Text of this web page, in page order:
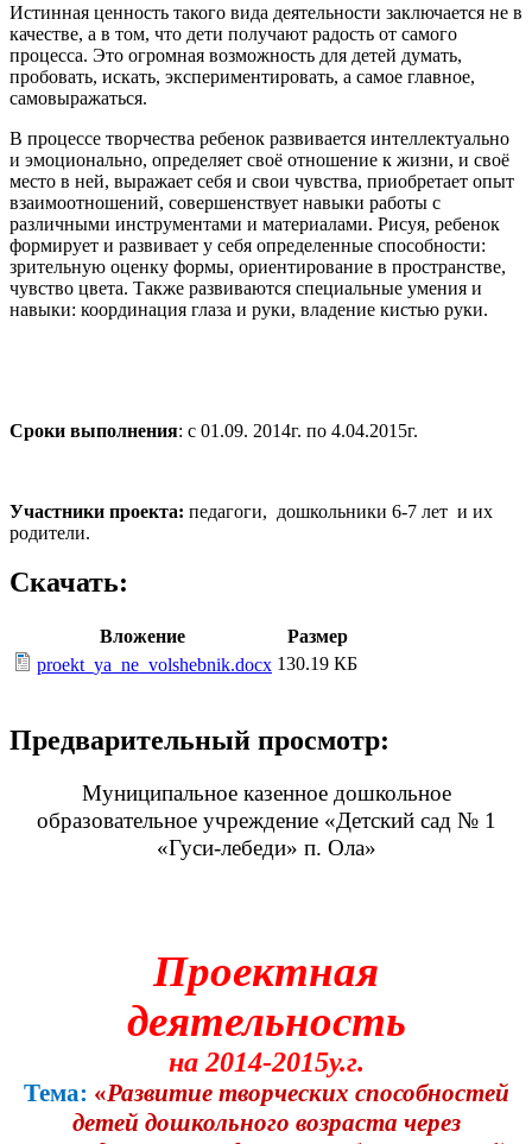
Истинная ценность такого вида деятельности заключается не в
качестве, а в том, что дети получают радость от самого
процесса. Это огромная возможность для детей думать,
пробовать, искать, экспериментировать, а самое главное,
самовыражаться.
В процессе творчества ребенок развивается интеллектуально
и эмоционально, определяет своё отношение к жизни, и своё
место в ней, выражает себя и свои чувства, приобретает опыт
взаимоотношений, совершенствует навыки работы с
различными инструментами и материалами. Рисуя, ребенок
формирует и развивает у себя определенные способности:
зрительную оценку формы, ориентирование в пространстве,
чувство цвета. Также развиваются специальные умения и
навыки: координация глаза и руки, владение кистью руки.
Сроки выполнения: с 01.09. 2014г. по 4.04.2015г.
Участники проекта: педагоги, дошкольники 6-7 лет и их
родители.
Скачать:
Вложение
Размер
proekt_ya_ne_volshebnik.docx 130.19 КБ
Предварительный просмотр:
Муниципальное казенное дошкольное
образовательное учреждение «Детский сад № 1
«Гуси-лебеди» п. Ола»
Проектная
деятельность
на 2014-2015у.г.
Тема: «Развитие творческих способностей
детей дошкольного возраста через